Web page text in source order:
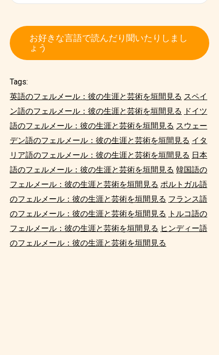
お好きな言語で読んだり聞いたりしまし
ょう
Tags:
英語のフェルメール：彼の生涯と芸術を垣間見る スペイ
ン語のフェルメール：彼の生涯と芸術を垣間見る ドイツ
語のフェルメール：彼の生涯と芸術を垣間見る スウェー
デン語のフェルメール：彼の生涯と芸術を垣間見る イタ
リア語のフェルメール：彼の生涯と芸術を垣間見る 日本
語のフェルメール：彼の生涯と芸術を垣間見る 韓国語の
フェルメール：彼の生涯と芸術を垣間見る ポルトガル語
のフェルメール：彼の生涯と芸術を垣間見る フランス語
のフェルメール：彼の生涯と芸術を垣間見る トルコ語の
フェルメール：彼の生涯と芸術を垣間見る ヒンディー語
のフェルメール：彼の生涯と芸術を垣間見る